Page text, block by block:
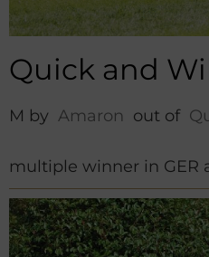
Quick and
M by Amaron out of
multiple winner in GER